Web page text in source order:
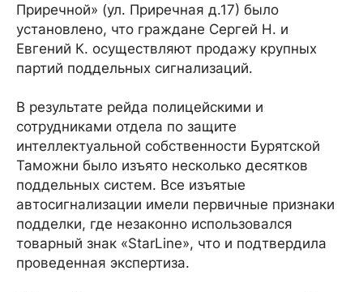
Приречной» (ул. Приречная д.17) было
установлено, что граждане Сергей Н. и
Евгений К. осуществляют продажу крупных
партий поддельных сигнализаций.
В результате рейда полицейскими и
сотрудниками отдела по защите
интеллектуальной собственности Бурятской
Таможни было изъято несколько десятков
поддельных систем. Все изъятые
автосигнализации имели первичные признаки
подделки, где незаконно использовался
товарный знак «StarLine», что и подтвердила
проведенная экспертиза.